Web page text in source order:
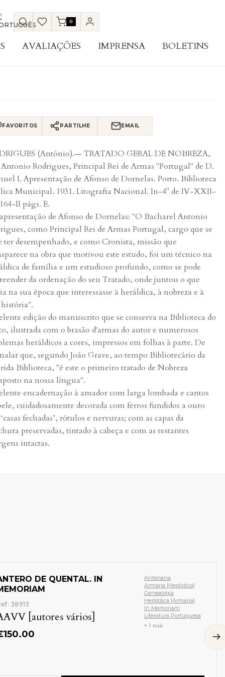
0
AVALIAÇÕES IMPRENSA BOLETINS
FAVORITOS PARTILHE EMAIL
(António).— TRATADO GERAL DE NOBREZA,
Rodrigues, Principal Rei de Armas "Portugal" de D.
I. Apresentação de Afonso de Dornelas. Porto. Biblioteca
Municipal. 1931. Litografia Nacional. In-4º de IV-XXII-
II págs. E.
de Afonso de Dornelas: "O Bacharel Antonio
como Principal Rei de Armas Portugal, cargo que se
ter desempenhado, e como Cronista, missão que
na obra que motivou este estudo, foi um técnico na
de família e um estudioso profundo, como se pode
da ordenação do seu Tratado, onde juntou o que
na sua época que interessasse à heráldica, à nobreza e à
história".
edição do manuscrito que se conserva na Biblioteca do
ilustrada com o brasão d'armas do autor e numerosos
heráldicos a cores, impressos em folhas à parte. De
que, segundo João Grave, ao tempo Bibliotecário da
Biblioteca, "é este o primeiro tratado de Nobreza
na nossa língua".
encadernação à amador com larga lombada e cantos
cuidadosamente decorada com ferros fundidos a ouro
fechadas’, rótulos e nervuras; com as capas da
preservadas, tintado à cabeça e com as restantes
intactas.
DE QUENTAL. IN
38913
[autores vários]
150.00
Anteriana
Armaria [Heráldica]
Genealogia
Heráldica [Armaria]
In Memoriam
Literatura Portuguesa
+ 1 mais